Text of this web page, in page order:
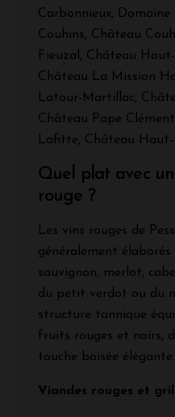
Carbonnieux,
Couhins, Château
Fieuzal, Château
Château La Mission
Latour-Martillac,
Château Pape
Lafitte, Château Haut-
Quel plat avec
rouge ?
Les vins rouges de
généralement
sauvignon, merlot,
du petit verdot ou du
structure tannique
fruits rouges et noirs,
touche boisée élégante.
Viandes rouges et